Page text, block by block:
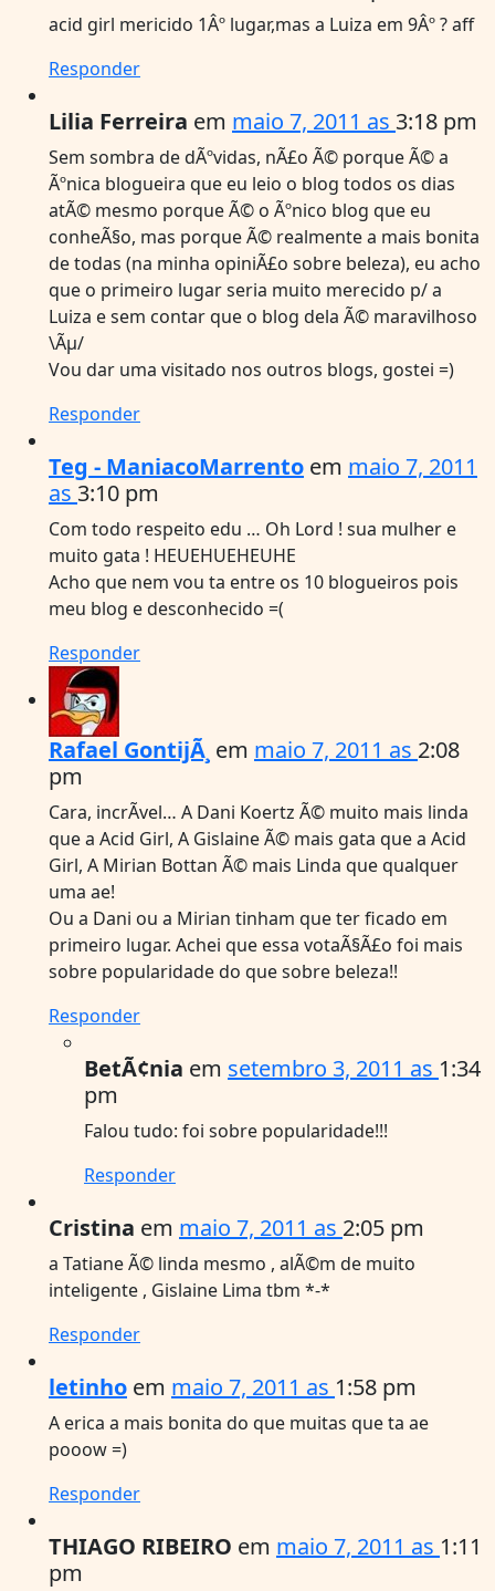
acid girl mericido 1Âº lugar,mas a Luiza em 9Âº ? aff
Responder
Lilia Ferreira em maio 7, 2011 as 3:18 pm
Sem sombra de dÃºvidas, nÃ£o Ã© porque Ã© a
Ãºnica blogueira que eu leio o blog todos os dias
atÃ© mesmo porque Ã© o Ãºnico blog que eu
conheÃ§o, mas porque Ã© realmente a mais bonita
de todas (na minha opiniÃ£o sobre beleza), eu acho
que o primeiro lugar seria muito merecido p/ a
Luiza e sem contar que o blog dela Ã© maravilhoso
\Ãµ/
Vou dar uma visitado nos outros blogs, gostei =)
Responder
Teg - ManiacoMarrento em maio 7, 2011
as 3:10 pm
Com todo respeito edu … Oh Lord ! sua mulher e
muito gata ! HEUEHUEHEUHE
Acho que nem vou ta entre os 10 blogueiros pois
meu blog e desconhecido =(
Responder
Rafael GontijÃ¸ em maio 7, 2011 as 2:08
pm
Cara, incrÃ­vel… A Dani Koertz Ã© muito mais linda
que a Acid Girl, A Gislaine Ã© mais gata que a Acid
Girl, A Mirian Bottan Ã© mais Linda que qualquer
uma ae!
Ou a Dani ou a Mirian tinham que ter ficado em
primeiro lugar. Achei que essa votaÃ§Ã£o foi mais
sobre popularidade do que sobre beleza!!
Responder
BetÃ¢nia em setembro 3, 2011 as 1:34
pm
Falou tudo: foi sobre popularidade!!!
Responder
Cristina em maio 7, 2011 as 2:05 pm
a Tatiane Ã© linda mesmo , alÃ©m de muito
inteligente , Gislaine Lima tbm *-*
Responder
letinho em maio 7, 2011 as 1:58 pm
A erica a mais bonita do que muitas que ta ae
pooow =)
Responder
THIAGO RIBEIRO em maio 7, 2011 as 1:11
pm